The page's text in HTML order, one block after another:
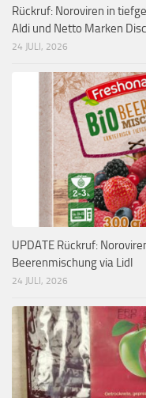
Rückruf: Noroviren in
Aldi und Netto Marken
24 JULI, 2026
UPDATE Rückruf:
Beerenmischung via Lidl
24 JULI, 2026